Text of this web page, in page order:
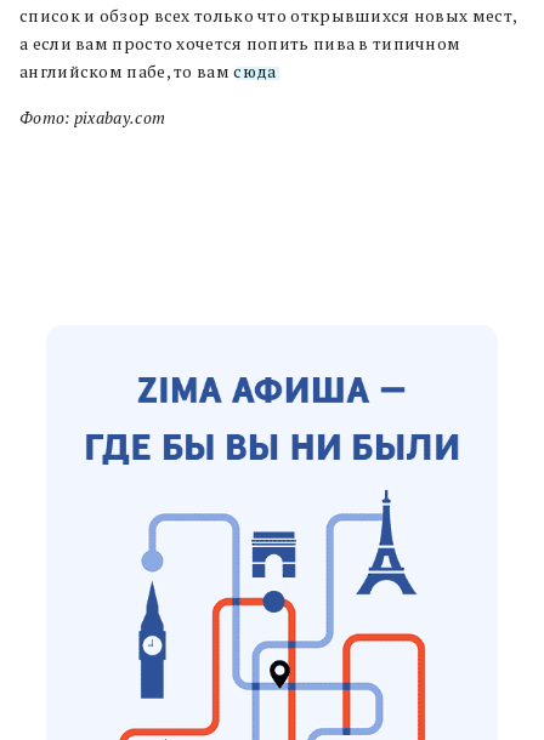
список и обзор всех только что открывшихся новых мест,
а если вам просто хочется попить пива в типичном
английском пабе, то вамсюда.
Фото: pixabay.com